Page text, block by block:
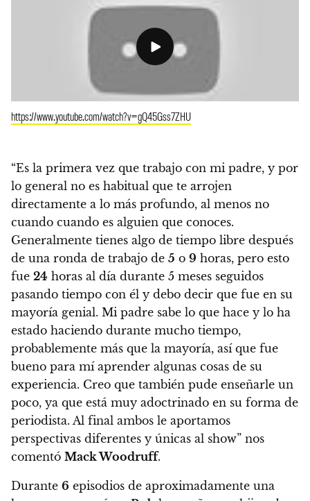
https://www.youtube.com/watch?v=gQ45Gss7ZHU
“Es la primera vez que trabajo con mi padre, y por
lo general no es habitual que te arrojen
directamente a lo más profundo, al menos no
cuando cuando es alguien que conoces.
Generalmente tienes algo de tiempo libre después
de una ronda de trabajo de 5 o 9 horas, pero esto
fue 24 horas al día durante 5 meses seguidos
pasando tiempo con él y debo decir que fue en su
mayoría genial. Mi padre sabe lo que hace y lo ha
estado haciendo durante mucho tiempo,
probablemente más que la mayoría, así que fue
bueno para mí aprender algunas cosas de su
experiencia. Creo que también pude enseñarle un
poco, ya que está muy adoctrinado en su forma de
periodista. Al final ambos le aportamos
perspectivas diferentes y únicas al show” nos
comentó Mack Woodruff.
Durante 6 episodios de aproximadamente una